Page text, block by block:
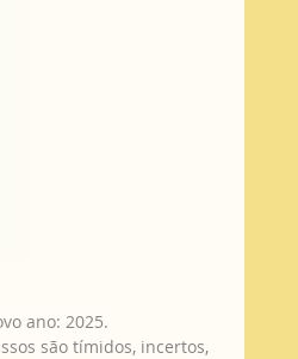
ano: 2025.
são tímidos, incertos,